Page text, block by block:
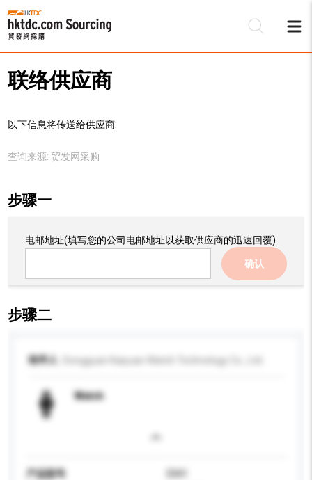
联络供应商
以下信息将传送给供应商:
查询来源: 贸发网采购
步骤一
电邮地址(填写您的公司电邮地址以获取供应商的迅速回覆)
确认
步骤二
收件人 Dongguan Kaiyuan Watch Technology Co., Ltd.
Watch
产品型号
3341